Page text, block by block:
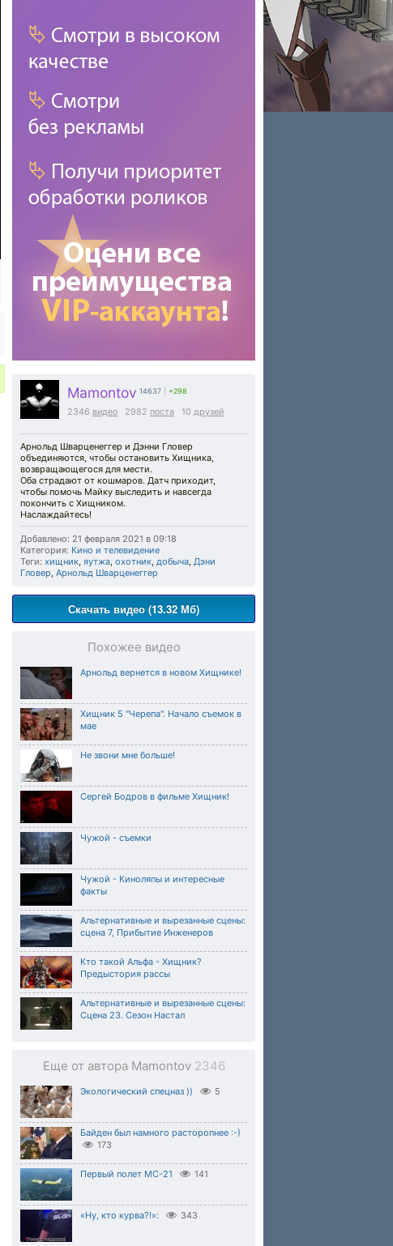
Mamontov 14637 +298
2346 видео 2982 поста 10 друзей
Арнольд Шварценеггер и Дэнни Гловер
объединяются, чтобы остановить Хищника,
возвращающегося для мести.
Оба страдают от кошмаров. Датч приходит,
чтобы помочь Майку выследить и навсегда
покончить с Хищником.
Наслаждайтесь!
Добавлено: 21 февраля 2021 в 09:18
Категория: Кино и телевидение
Теги: хищник, яутжа, охотник, добыча, Дэни
Гловер, Арнольд Шварценеггер
Скачать видео (13.32 Мб)
Похожее видео
Арнольд вернется в новом Хищнике!
Хищник 5 "Черепа". Начало съемок в
мае
Не звони мне больше!
Сергей Бодров в фильме Хищник!
Чужой - съемки
Чужой - Киноляпы и интересные
факты
Альтернативные и вырезанные сцены:
сцена 7, Прибытие Инженеров
Кто такой Альфа - Хищник?
Предыстория рассы
Альтернативные и вырезанные сцены:
Сцена 23. Сезон Настал
Еще от автора Mamontov 2346
Экологический спецназ )) 5
Байден был намного расторопнее :-)
173
Первый полет МС-21 141
«Ну, кто курва?!»: 343